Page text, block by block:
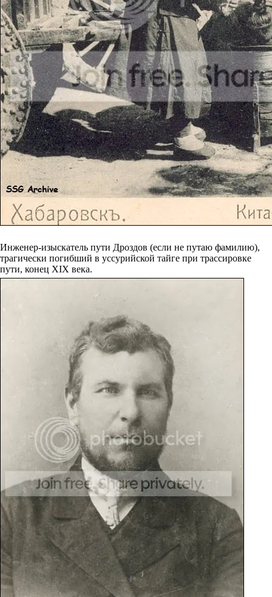
Инженер-изыскатель пути Дроздов (если не путаю фамилию),
трагически погибший в уссурийской тайге при трассировке
пути, конец XIX века.